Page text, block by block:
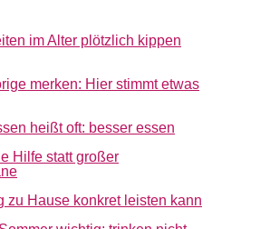
im Alter plötzlich kippen
merken: Hier stimmt etwas
heißt oft: besser essen
Hilfe statt großer
zu Hause konkret leisten kann